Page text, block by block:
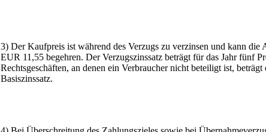
3) Der Kaufpreis ist während des Verzugs zu verzinsen und kann
EUR 11,55 begehren. Der Verzugszinssatz beträgt für das Jahr fünf
Rechtsgeschäften, an denen ein Verbraucher nicht beteiligt ist,
Basiszinssatz.